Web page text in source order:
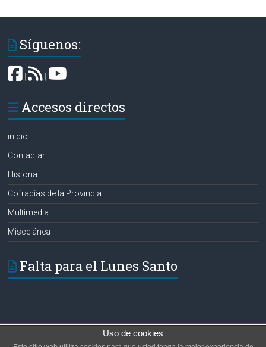
Síguenos:
|
Accesos directos
inicio
Contactar
Historia
Cofradías de la Provincia
Multimedia
Miscelánea
Falta para el Lunes Santo
Hermanos de las Aguas. Todos los derechos reservados.
Uso de cookies